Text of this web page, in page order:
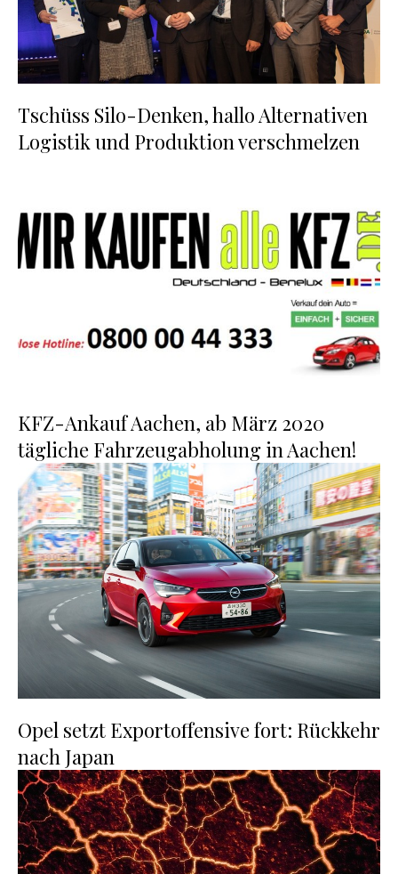
Tschüss Silo-Denken, hallo Alternativen
Logistik und Produktion verschmelzen
KFZ-Ankauf Aachen, ab März 2020
tägliche Fahrzeugabholung in Aachen!
Opel setzt Exportoffensive fort: Rückkehr
nach Japan